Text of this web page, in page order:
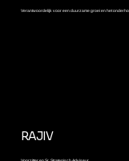
Verantwoordelijk voor een duurzame groei en het
RAJIV